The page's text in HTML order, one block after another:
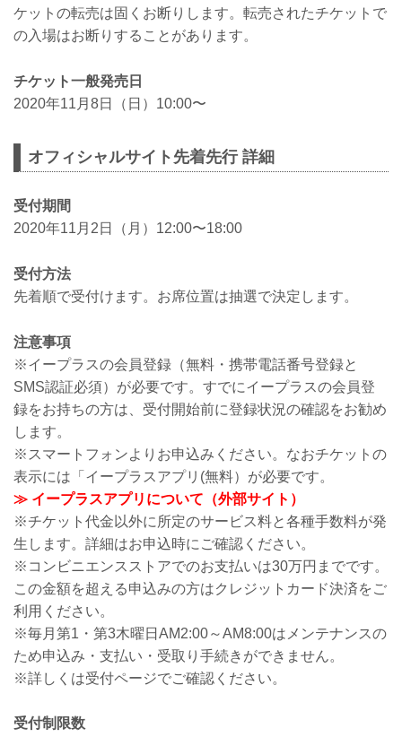
ケットの転売は固くお断りします。転売されたチケットで
の入場はお断りすることがあります。
チケット一般発売日
2020年11月8日（日）10:00〜
オフィシャルサイト先着先行 詳細
受付期間
2020年11月2日（月）12:00〜18:00
受付方法
先着順で受付けます。お席位置は抽選で決定します。
注意事項
※イープラスの会員登録（無料・携帯電話番号登録と
SMS認証必須）が必要です。すでにイープラスの会員登
録をお持ちの方は、受付開始前に登録状況の確認をお勧め
します。
※スマートフォンよりお申込みください。なおチケットの
表示には「イープラスアプリ(無料）が必要です。
≫ イープラスアプリについて（外部サイト）
※チケット代金以外に所定のサービス料と各種手数料が発
生します。詳細はお申込時にご確認ください。
※コンビニエンスストアでのお支払いは30万円までです。
この金額を超える申込みの方はクレジットカード決済をご
利用ください。
※毎月第1・第3木曜日AM2:00～AM8:00はメンテナンスの
ため申込み・支払い・受取り手続きができません。
※詳しくは受付ページでご確認ください。
受付制限数